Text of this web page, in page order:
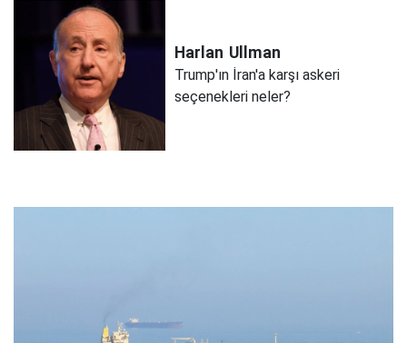
Harlan Ullman
Trump'ın İran'a karşı askeri
seçenekleri neler?